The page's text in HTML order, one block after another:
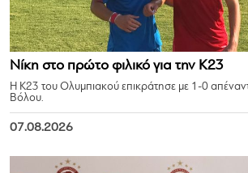
Νίκη στο πρώτο φιλικό για την Κ23
Η Κ23 του Ολυμπιακού επικράτησε με 1-0
Βόλου.
07.08.2026